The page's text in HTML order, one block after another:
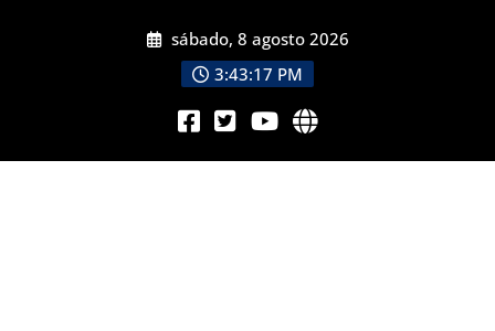
sábado, 8 agosto 2026
3:43:19 PM